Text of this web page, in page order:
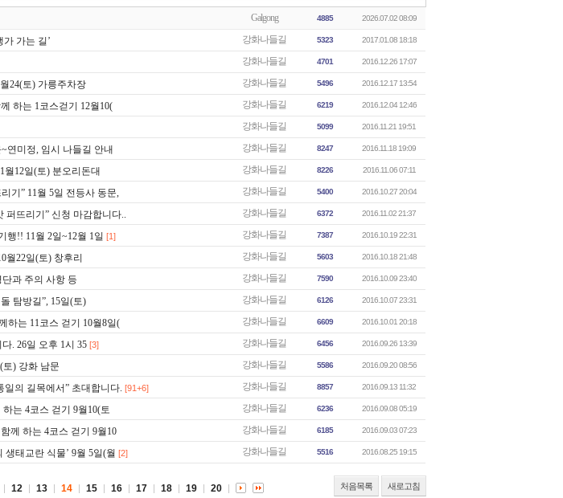
Galgong 4885 2026.07.02 08:09
가 가는 길’ 강화나들길 5323 2017.01.08 18:18
강화나들길 4701 2016.12.26 17:07
24(토) 가릉주차장 강화나들길 5496 2016.12.17 13:54
하는 1코스걷기 12월10( 강화나들길 6219 2016.12.04 12:46
강화나들길 5099 2016.11.21 19:51
연미정, 임시 나들길 안내 강화나들길 8247 2016.11.18 19:09
월12일(토) 분오리돈대 강화나들길 8226 2016.11.06 07:11
기” 11월 5일 전등사 동문, 강화나들길 5400 2016.10.27 20:04
퍼뜨리기” 신청 마감합니다.. 강화나들길 6372 2016.11.02 21:37
행!! 11월 2일~12월 1일 [1] 강화나들길 7387 2016.10.19 22:31
월22일(토) 창후리 강화나들길 5603 2016.10.18 21:48
과 주의 사항 등 강화나들길 7590 2016.10.09 23:40
탐방길”, 15일(토) 강화나들길 6126 2016.10.07 23:31
하는 11코스 걷기 10월8일( 강화나들길 6609 2016.10.01 20:18
. 26일 오후 1시 35 [3] 강화나들길 6456 2016.09.26 13:39
토) 강화 남문 강화나들길 5586 2016.09.20 08:56
일의 길목에서” 초대합니다. [91+6] 강화나들길 8857 2016.09.13 11:32
는 4코스 걷기 9월10(토 강화나들길 6236 2016.09.08 05:19
께 하는 4코스 걷기 9월10 강화나들길 6185 2016.09.03 07:23
태교란 식물’ 9월 5일(월 [2] 강화나들길 5516 2016.08.25 19:15
처음목록 새로고침
12 13 14 15 16 17 18 19 20